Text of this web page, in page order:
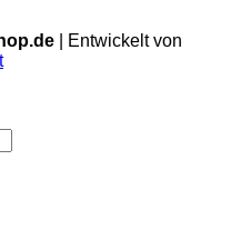
| Entwickelt von